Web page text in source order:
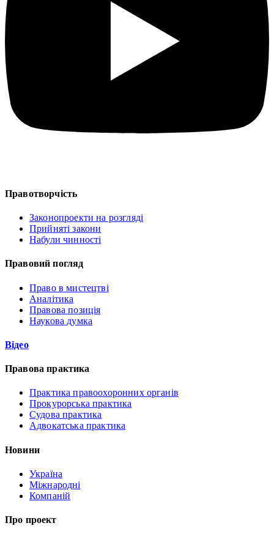
Правотворчість
Законопроекти на розгляді
Прийняті закони
Набули чинності
Правовий погляд
Право в мистецтві
Аналітика
Правова позиція
Наукова думка
Відео
Правова практика
Практика правоохоронних органів
Прокурорська практика
Судова практика
Адвокатська практика
Новини
Україна
Міжнародні
Компаній
Про проект